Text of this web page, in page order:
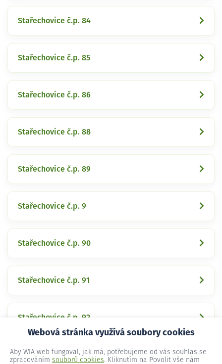
Webová stránka využívá soubory cookies
Aby WIA web fungoval, jak má, potřebujeme od vás souhlas se
zpracováním souborů cookies. Kliknutím na Povolit vše nám
Stařechovice č.p. 84
Stařechovice č.p. 85
Stařechovice č.p. 86
Stařechovice č.p. 88
Stařechovice č.p. 89
Stařechovice č.p. 9
Stařechovice č.p. 90
Stařechovice č.p. 91
Stařechovice č.p. 92
Stařechovice č.p. 93